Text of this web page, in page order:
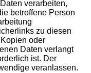
verarbeiten,
betroffene Person
zu diesen
oder
Daten verlangt
ist. Der
veranlassen.